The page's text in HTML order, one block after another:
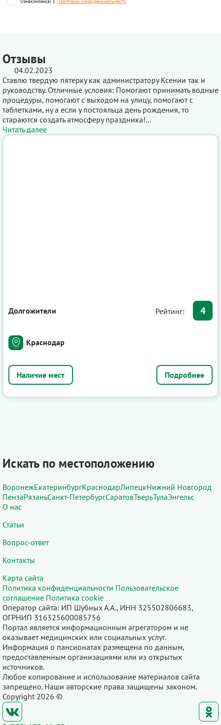
Отзывы
04.02.2023
Ставлю твердую пятерку как администратору Ксении так и
руководству. Отличные условия: Помогают принимать водные
процедуры, помогают с выходом на улицу, помогают с
таблетками, ну а если у постояльца день рождения, то
стараются создать атмосферу праздника!...
Читать далее
Долгожители Рейтинг: 4
Краснодар
Подробнее
Искать по местоположению
ВоронежЕкатеринбургКраснодарЛипецкНижний Новгород
ПензаРязаньСанкт-ПетербургСаратовТверьТулаЭнгельс
О нас
Статьи
Вопрос-ответ
Контакты
Карта сайта
Политика конфиденциальности Пользовательское
соглашение Политика cookie
Оператор сайта: ИП Шубных А.А., ИНН 325502806683,
ОГРНИП 316325600085756
Портал является информационным агрегатором и не
оказывает медицинских или социальных услуг.
Информация о пансионатах размещена по данным,
предоставленным организациями или из открытых
источников.
Любое копирование и использование материалов сайта
запрещено. Наши авторские права защищены законом.
Copyright 2026 ©